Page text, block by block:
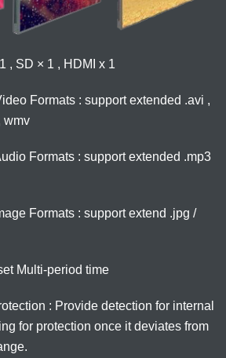
, SD × 1 , HDMI x 1
Formats : support extended .avi ,
wmv
Formats : support extended .mp3
Formats : support extend .jpg /
Multi-period time
: Provide detection for internal
for protection once it deviates from